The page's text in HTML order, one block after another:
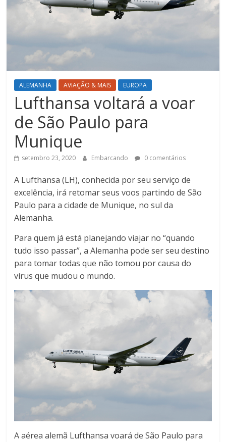
ALEMANHA AVIAÇÃO & MAIS EUROPA
Lufthansa voltará a voar
de São Paulo para
Munique
setembro 23, 2020 Embarcando 0 comentários
A Lufthansa (LH), conhecida por seu serviço de
excelência, irá retomar seus voos partindo de São
Paulo para a cidade de Munique, no sul da
Alemanha.
Para quem já está planejando viajar no “quando
tudo isso passar”, a Alemanha pode ser seu destino
para tomar todas que não tomou por causa do
vírus que mudou o mundo.
A aérea alemã Lufthansa voará de São Paulo para